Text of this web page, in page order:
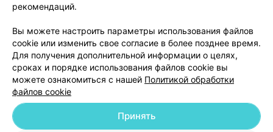
Обработка персональных данных
© 2026 ООО «Артокс Лаб», УНП 191700409 | 220012, Республика Беларусь,
рекомендаций.
Вы можете настроить параметры использования файлов
cookie или изменить свое согласие в более позднее время.
Для получения дополнительной информации о целях,
сроках и порядке использования файлов cookie вы
можете ознакомиться с нашей Политикой обработки
файлов cookie
Принять